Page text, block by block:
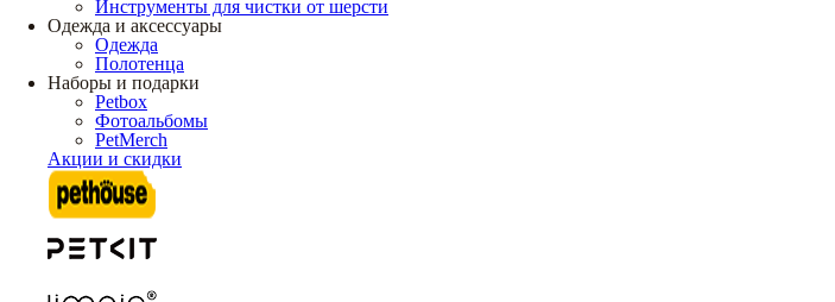
Инструменты для чистки от шерсти
Одежда и аксессуары
Одежда
Полотенца
Наборы и подарки
Petbox
Фотоальбомы
PetMerch
Акции и скидки